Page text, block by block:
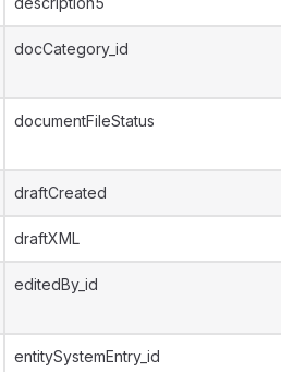
docCategory_id
documentFileStatus
draftCreated
draftXML
editedBy_id
entitySystemEntry_id